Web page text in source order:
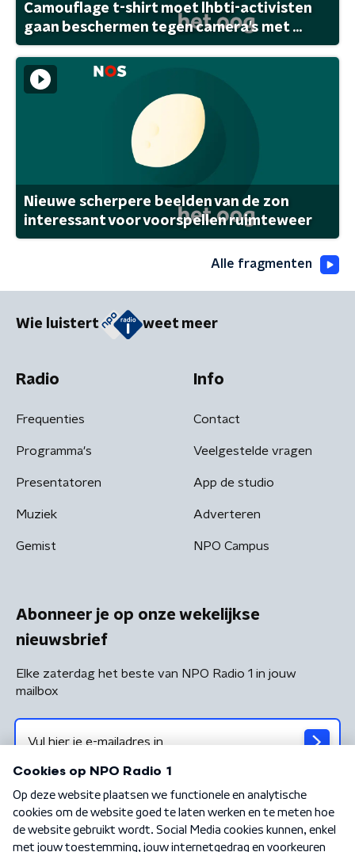
Camouflage t-shirt moet lhbti-activisten
gaan beschermen tegen camera's met ...
Nieuwe scherpere beelden van de zon
interessant voor voorspellen ruimteweer
Alle fragmenten
Wie luistert weet meer
Radio
Frequenties
Programma's
Presentatoren
Muziek
Gemist
Info
Contact
Veelgestelde vragen
App de studio
Adverteren
NPO Campus
Abonneer je op onze wekelijkse
nieuwsbrief
Elke zaterdag het beste van NPO Radio 1 in jouw
mailbox
Algemene voorwaarden